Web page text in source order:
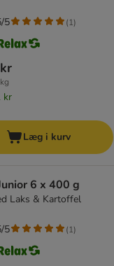
kr
5 (1)
Læg i kurv
6 x 400 g
Laks & Kartoffel
5 (1)